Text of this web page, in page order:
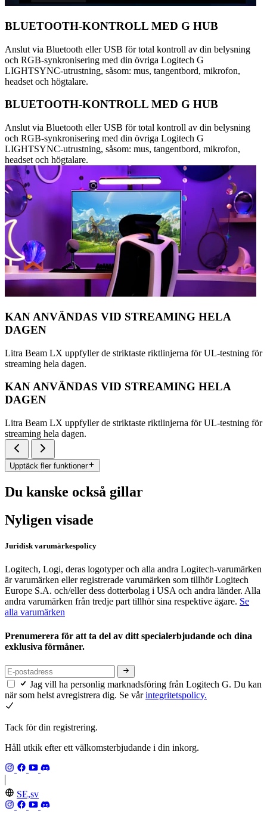
BLUETOOTH-KONTROLL MED G HUB
Anslut via Bluetooth eller USB för total kontroll av din belysning
och RGB-synkronisering med din övriga Logitech G
LIGHTSYNC-utrustning, såsom: mus, tangentbord, mikrofon,
headset och högtalare.
BLUETOOTH-KONTROLL MED G HUB
Anslut via Bluetooth eller USB för total kontroll av din belysning
och RGB-synkronisering med din övriga Logitech G
LIGHTSYNC-utrustning, såsom: mus, tangentbord, mikrofon,
headset och högtalare.
KAN ANVÄNDAS VID STREAMING HELA
DAGEN
Litra Beam LX uppfyller de striktaste riktlinjerna för UL-testning för
streaming hela dagen.
KAN ANVÄNDAS VID STREAMING HELA
DAGEN
Litra Beam LX uppfyller de striktaste riktlinjerna för UL-testning för
streaming hela dagen.
Upptäck fler funktioner
Du kanske också gillar
Nyligen visade
Juridisk varumärkespolicy
Logitech, Logi, deras logotyper och alla andra Logitech-varumärken
är varumärken eller registrerade varumärken som tillhör Logitech
Europe S.A. och/eller dess dotterbolag i USA och andra länder. Alla
andra varumärken från tredje part tillhör sina respektive ägare. Se
alla varumärken
Prenumerera för att ta del av ditt specialerbjudande och dina
exklusiva förmåner.
Jag vill ha personlig marknadsföring från Logitech G. Du kan
när som helst avregistrera dig. Se vårintegritetspolicy.
Tack för din registrering.
Håll utkik efter ett välkomsterbjudande i din inkorg.
SE,sv